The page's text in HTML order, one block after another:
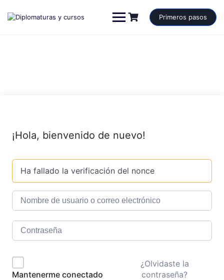
contenido
Primeros pasos
¡Hola, bienvenido de nuevo!
Ha fallado la verificación del nonce
Mantenerme conectado
¿Olvidaste la
contraseña?